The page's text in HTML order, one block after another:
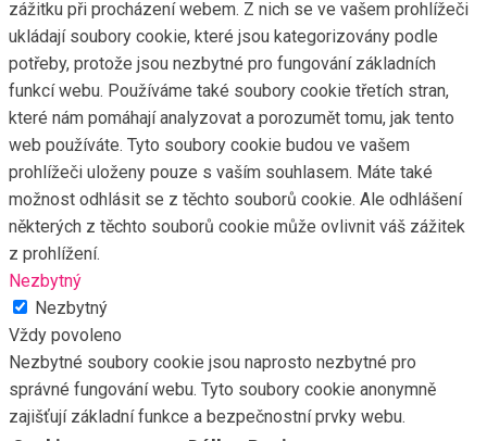
zážitku při procházení webem. Z nich se ve vašem prohlížeči
ukládají soubory cookie, které jsou kategorizovány podle
potřeby, protože jsou nezbytné pro fungování základních
funkcí webu. Používáme také soubory cookie třetích stran,
které nám pomáhají analyzovat a porozumět tomu, jak tento
web používáte. Tyto soubory cookie budou ve vašem
prohlížeči uloženy pouze s vaším souhlasem. Máte také
možnost odhlásit se z těchto souborů cookie. Ale odhlášení
některých z těchto souborů cookie může ovlivnit váš zážitek
z prohlížení.
Nezbytný
Nezbytný
Vždy povoleno
Nezbytné soubory cookie jsou naprosto nezbytné pro
správné fungování webu. Tyto soubory cookie anonymně
zajišťují základní funkce a bezpečnostní prvky webu.